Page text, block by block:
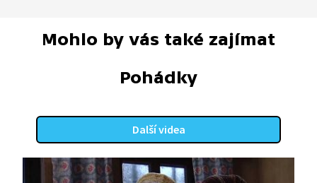
Mohlo by vás také zajímat
Pohádky
Další videa